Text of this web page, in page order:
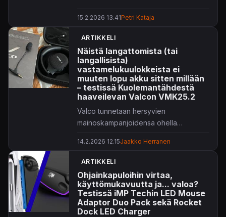
15.2.2026 13.41Petri Kataja
ARTIKKELI
Näistä langattomista (tai
langallisista)
vastamelukuulokkeista ei
muuten lopu akku sitten millään
– testissä Kuolemantähdestä
haaveilevan Valcon VMK25.2
Valco tunnetaan hersyvien
mainoskampanjoidensa ohella
lippulaivamalli VMK25.2.
14.2.2026 12.15Jaakko Herranen
ARTIKKELI
Ohjainkapuloihin virtaa,
käyttömukavuutta ja... valoa?
Testissä iMP Techin LED Mouse
Adaptor Duo Pack sekä Rocket
Dock LED Charger